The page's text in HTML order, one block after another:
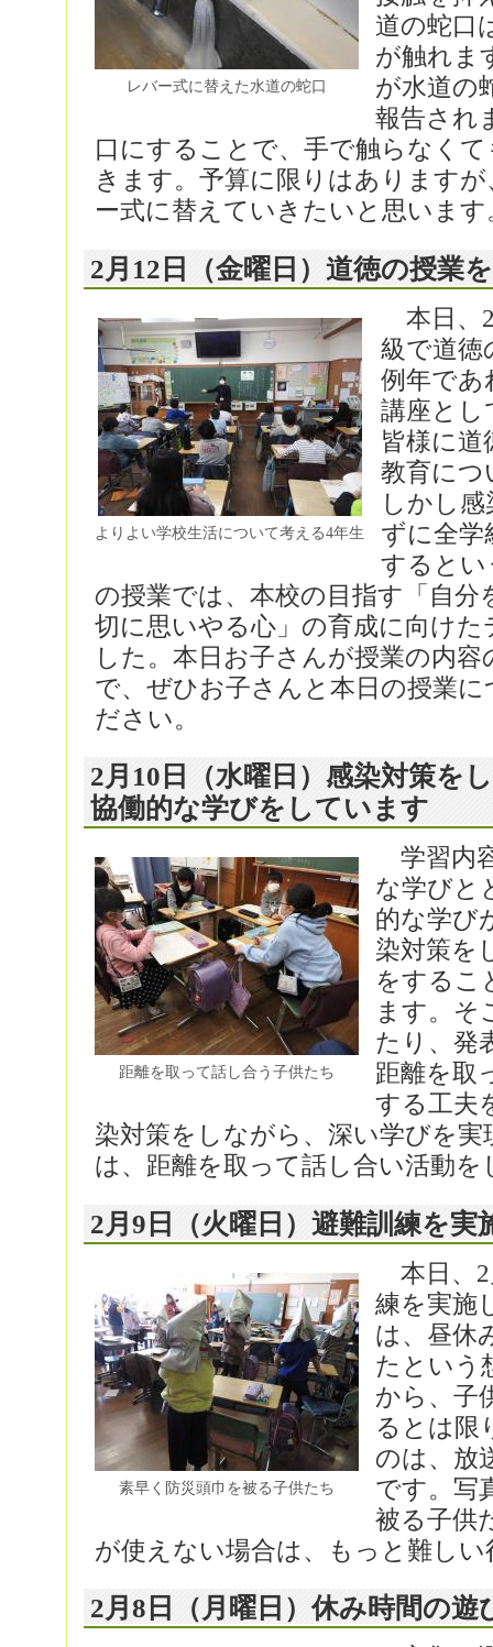
レバー式に替えた水道の蛇口
道の蛇口
が触れま
が水道の
報告され
口にすることで、手で触らなく
きます。予算に限りはあります
ー式に替えていきたいと思います
2月12日（金曜日）道徳の授業
よりよい学校生活について考える4年生
本日、
級で道徳
例年であ
講座とし
皆様に道
教育につ
しかし
ずに全学
するとい
の授業では、本校の目指す「自分
切に思いやる心」の育成に向け
した。本日お子さんが授業の内
で、ぜひお子さんと本日の授業
ださい。
2月10日（水曜日）感染対策を
協働的な学びをしています
距離を取って話し合う子供たち
学習内
な学びと
的な学び
染対策を
をするこ
ます。そ
たり、発
距離を取
する工夫
染対策をしながら、深い学びを
は、距離を取って話し合い活動
2月9日（火曜日）避難訓練を実
素早く防災頭巾を被る子供たち
本日、2
練を実施
は、昼休
たという
から、子
るとは限
のは、放
です。写
被る子供
が使えない場合は、もっと難し
2月8日（月曜日）休み時間の